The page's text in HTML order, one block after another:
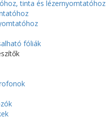
tinta és lézernyomtatóhoz
fóliák